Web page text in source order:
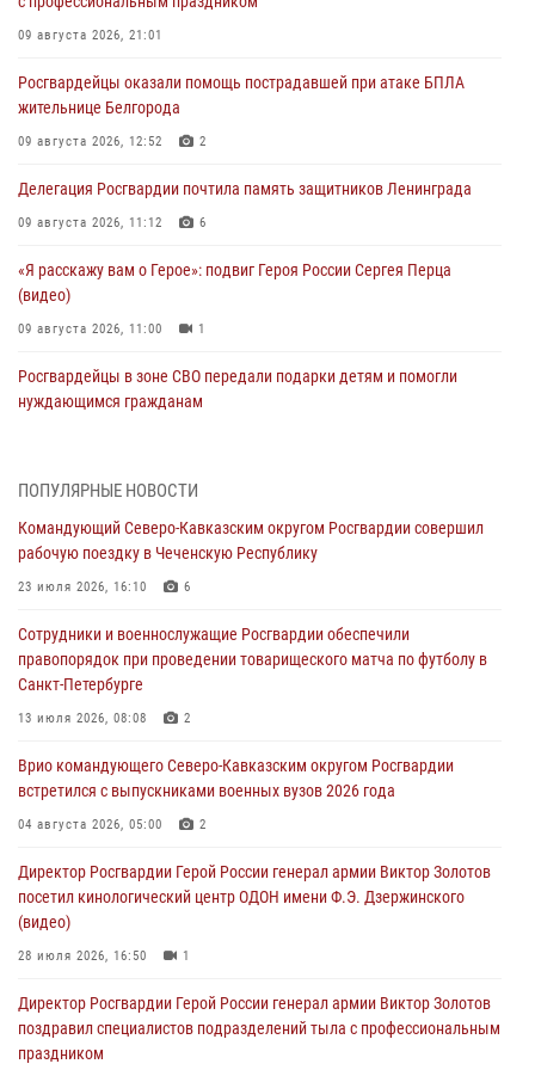
09 августа 2026, 21:01
Росгвардейцы оказали помощь пострадавшей при атаке БПЛА
жительнице Белгорода
09 августа 2026, 12:52 2
Делегация Росгвардии почтила память защитников Ленинграда
09 августа 2026, 11:12 6
«Я расскажу вам о Герое»: подвиг Героя России Сергея Перца
(видео)
09 августа 2026, 11:00 1
Росгвардейцы в зоне СВО передали подарки детям и помогли
нуждающимся гражданам
В Чеченской Республике пожарные расчеты Росгвардии и МЧС
09 августа 2026, 08:00
В Центральных регионах России продолжается ведомственная
09 августа 2026, 08:00
Лучшие футбольные команды Южного округа Росгвардии
определили на Кубани
В Кузбассе росгвардейцы помогли вернуть горожанке пропавшую
мать
ПОПУЛЯРНЫЕ НОВОСТИ
Командующий Северо-Кавказским округом Росгвардии совершил
рабочую поездку в Чеченскую Республику
23 июля 2026, 16:10 6
Сотрудники и военнослужащие Росгвардии обеспечили
правопорядок при проведении товарищеского матча по футболу в
Санкт-Петербурге
13 июля 2026, 08:08 2
Врио командующего Северо-Кавказским округом Росгвардии
встретился с выпускниками военных вузов 2026 года
04 августа 2026, 05:00 2
Директор Росгвардии Герой России генерал армии Виктор Золотов
посетил кинологический центр ОДОН имени Ф.Э. Дзержинского
(видео)
28 июля 2026, 16:50 1
Директор Росгвардии Герой России генерал армии Виктор Золотов
поздравил специалистов подразделений тыла с профессиональным
праздником